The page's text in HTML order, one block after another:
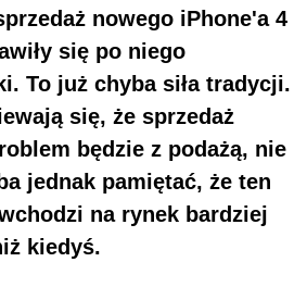
nowego iPhone'a 4
się po niego
To już chyba siła tradycji.
się, że sprzedaż
będzie z podażą, nie
jednak pamiętać, że ten
na rynek bardziej
kiedyś.